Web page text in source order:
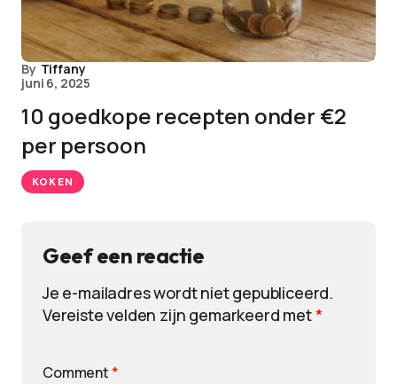
By Tiffany
juni 6, 2025
10 goedkope recepten onder €2
per persoon
KOKEN
Geef een reactie
Je e-mailadres wordt niet gepubliceerd.
Vereiste velden zijn gemarkeerd met*
Comment *